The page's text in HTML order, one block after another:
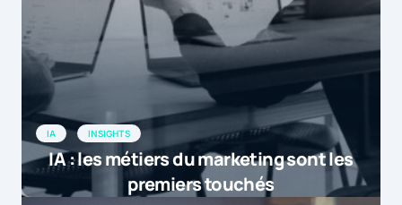
IA INSIGHTS
IA : les métiers du marketing sont les
premiers touchés